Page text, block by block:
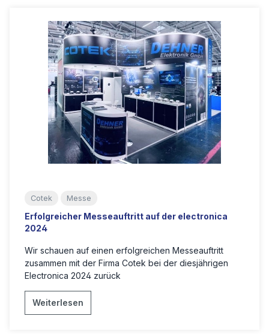
Cotek Messe
Erfolgreicher Messeauftritt auf der electronica
2024
Wir schauen auf einen erfolgreichen Messeauftritt
zusammen mit der Firma Cotek bei der diesjährigen
Electronica 2024 zurück
Weiterlesen